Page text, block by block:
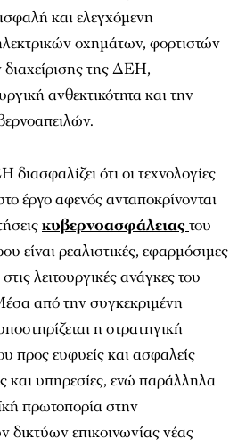
και ελεγχόμενη
οχημάτων, φορτιστών
της ΔEΗ,
ανθεκτικότητα και την
ότι οι τεχνολογίες
έργο αφενός ανταποκρίνονται
κυβερνοασφάλειαςτου
είναι ρεαλιστικές, εφαρμόσιμες
λειτουργικές ανάγκες του
από την συγκεκριμένη
η στρατηγική
προς ευφυείς και ασφαλείς
και υπηρεσίες, ενώ παράλληλα
πρωτοπορία στην
δικτύων επικοινωνίας νέας